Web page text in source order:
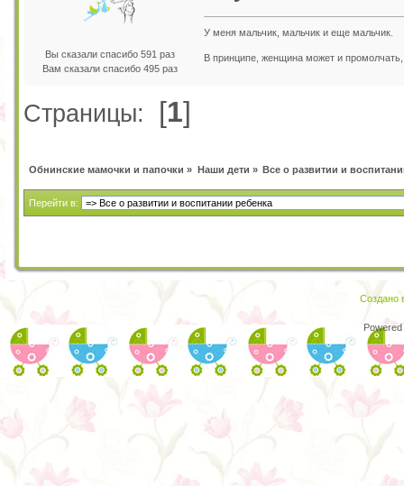
Вы сказали спасибо 591 раз
Вам сказали спасибо 495 раз
У меня мальчик, мальчик и еще мальчик.
В принципе, женщина может и
Страницы: [1]
Обнинские мамочки и папочки » Наши дети » Все о развитии и
Перейти в:
Создано